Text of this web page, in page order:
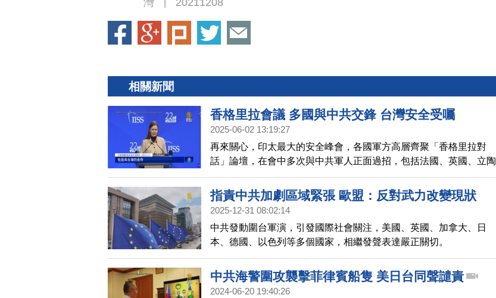
相關新聞
香格里拉會議 多國與中共交鋒 台灣安全受囑
2025-06-02 13:19:27
再來關心，印太最大的安全峰會，各國軍方高層齊聚「香格里拉對
話」論壇，在會中多次與中共軍人正面過招，包括法國、英國、立陶
宛等許多國家，也都關注台灣安全的議題。
指責中共加劇區域緊張 歐盟：反對武力改變現狀
2025-12-31 08:02:14
中共發動圍台軍演，引發國際社會關注，美國、英國、加拿大、日
本、德國、以色列等多個國家，相繼發聲表達嚴正關切。
中共海警圍攻襲擊菲律賓船隻 美日台同聲譴責
2024-06-20 19:40:26